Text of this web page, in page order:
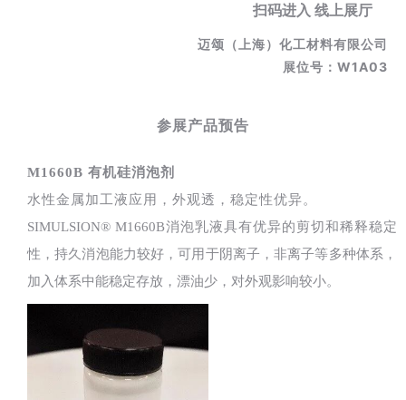
扫码进入 线上展厅
迈颂（上海）化工材料有限公司
展位号：W1A03
参展产品预告
M1660B 有机硅消泡剂
水性金属加工液应用，外观透，稳定性优异。
SIMULSION® M1660B消泡乳液具有优异的剪切和稀释稳定
性，持久消泡能力较好，可用于阴离子，非离子等多种体系，
加入体系中能稳定存放，漂油少，对外观影响较小。